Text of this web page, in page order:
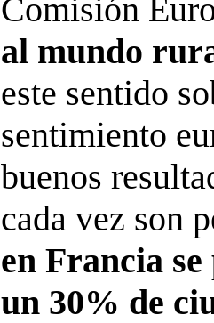
Comisión
al mundo
este sentido
sentimiento
buenos
cada vez son
en Francia
un 30% de